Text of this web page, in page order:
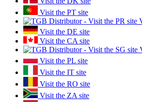
Visit the PT site
Visit the DE site
Visit the CA site
Visit the PL site
Visit the IT site
Visit the RO site
Visit the ZA site